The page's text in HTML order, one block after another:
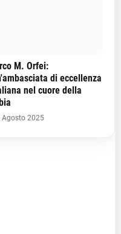
M. Orfei:
di eccellenza
nel cuore della
Agosto 2025